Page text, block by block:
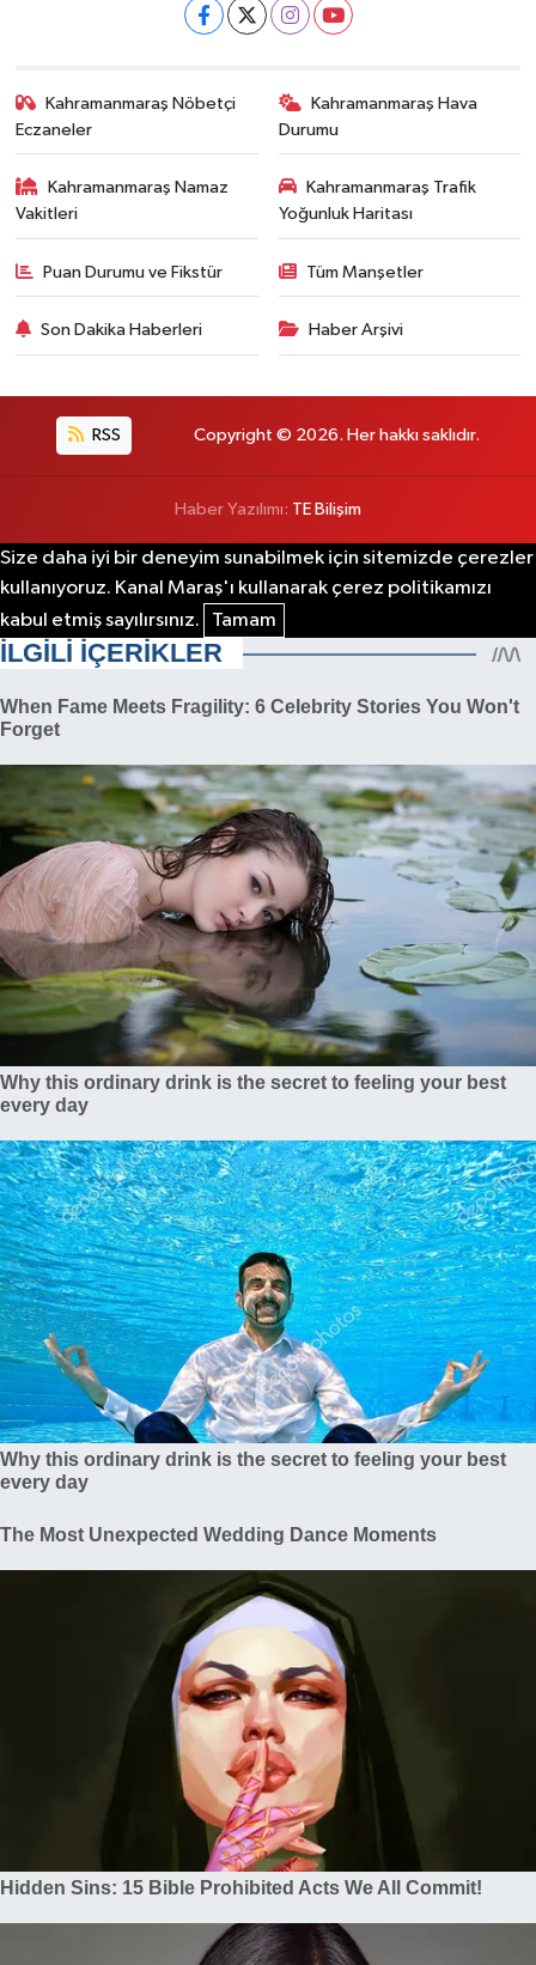
Kahramanmaraş Nöbetçi
Eczaneler
Kahramanmaraş Hava
Durumu
Kahramanmaraş Namaz
Vakitleri
Kahramanmaraş Trafik
Yoğunluk Haritası
Puan Durumu ve Fikstür Tüm Manşetler
Son Dakika Haberleri Haber Arşivi
RSS Copyright © 2026. Her hakkı saklıdır.
Haber Yazılımı: TE Bilişim
Size daha iyi bir deneyim sunabilmek için sitemizde çerezler
kullanıyoruz. Kanal Maraş'ı kullanarak çerez politikamızı
kabul etmiş sayılırsınız.
Tamam